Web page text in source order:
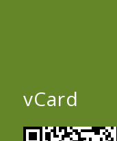
vCard